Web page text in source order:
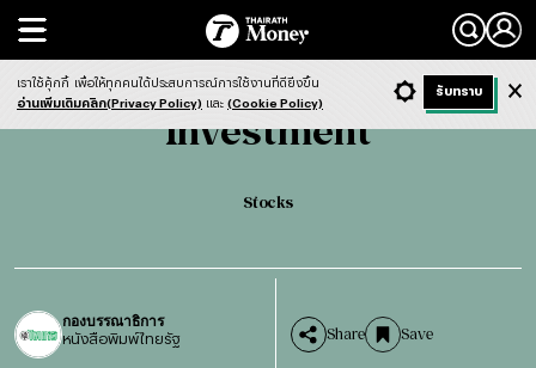
Search
Investment Stocks
Investment
Stocks
กองบรรณาธิการ
หนังสือพิมพ์ไทยรัฐ Share Save
- ก + ก Dark ฟังข่าว
เราใช้คุ้กกี้ เพื่อให้ทุกคนได้ประสบการณ์การใช้งานที่ดียิ่งขึ้น
อ่านเพิ่มเติมคลิก(Privacy Policy) และ (Cookie Policy)
รับทราบ